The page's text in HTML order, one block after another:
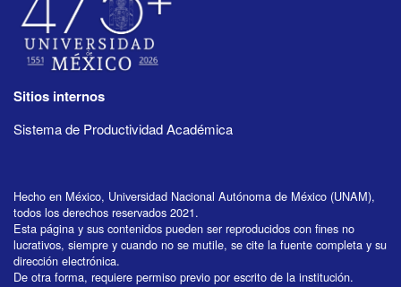
Sitios internos
Sistema de Productividad Académica
Hecho en México, Universidad Nacional Autónoma de México (UNAM),
todos los derechos reservados 2021.
Esta página y sus contenidos pueden ser reproducidos con fines no
lucrativos, siempre y cuando no se mutile, se cite la fuente completa y su
dirección electrónica.
De otra forma, requiere permiso previo por escrito de la institución.